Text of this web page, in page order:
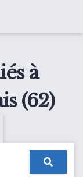
à
(62)